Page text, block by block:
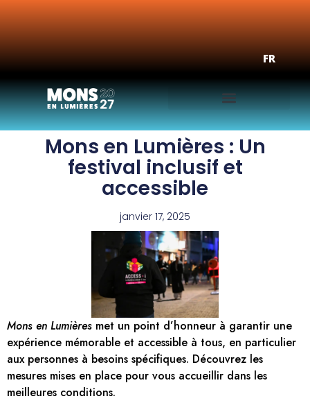
FR
NL
EN
Mons en Lumières : Un
festival inclusif et
accessible
janvier 17, 2025
Mons en Lumières met un point d’honneur à garantir une
expérience mémorable et accessible à tous, en particulier
aux personnes à besoins spécifiques. Découvrez les
mesures mises en place pour vous accueillir dans les
meilleures conditions.